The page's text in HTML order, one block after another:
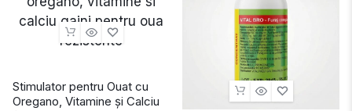
Stimulator pentru Ouat cu
Oregano, Vitamine și Calciu